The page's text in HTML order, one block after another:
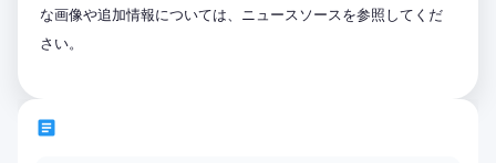
な画像や追加情報については、ニュースソースを参照してくだ
さい。
article